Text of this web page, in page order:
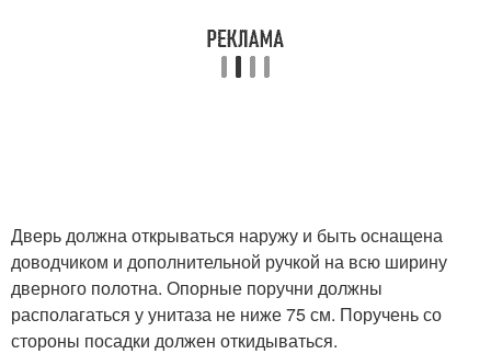
Дверь должна открываться наружу и быть оснащена
доводчиком и дополнительной ручкой на всю ширину
дверного полотна. Опорные поручни должны
располагаться у унитаза не ниже 75 см. Поручень со
стороны посадки должен откидываться.